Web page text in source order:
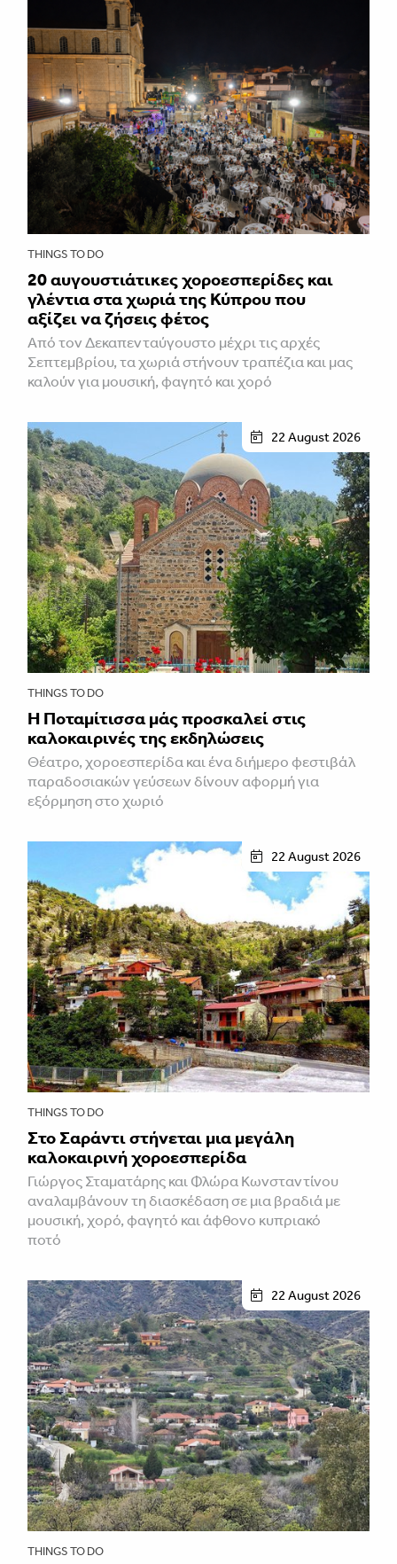
THINGS TO DO
20 αυγουστιάτικες χοροεσπερίδες και
γλέντια στα χωριά της Κύπρου που
αξίζει να ζήσεις φέτος
Από τον Δεκαπενταύγουστο μέχρι τις αρχές
Σεπτεμβρίου, τα χωριά στήνουν τραπέζια και μας
καλούν για μουσική, φαγητό και χορό
22 August 2026
THINGS TO DO
Η Ποταμίτισσα μάς προσκαλεί στις
καλοκαιρινές της εκδηλώσεις
Θέατρο, χοροεσπερίδα και ένα διήμερο φεστιβάλ
παραδοσιακών γεύσεων δίνουν αφορμή για
εξόρμηση στο χωριό
22 August 2026
THINGS TO DO
Στο Σαράντι στήνεται μια μεγάλη
καλοκαιρινή χοροεσπερίδα
Γιώργος Σταματάρης και Φλώρα Κωνσταντίνου
αναλαμβάνουν τη διασκέδαση σε μια βραδιά με
μουσική, χορό, φαγητό και άφθονο κυπριακό
ποτό
22 August 2026
THINGS TO DO